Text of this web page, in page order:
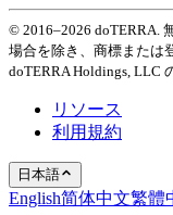
© 2016–2026 doTERRA.
場合を除き、商標または
doTERRA Holdings, LLC
リソース
利用規約
日本語
English简体中文繁體